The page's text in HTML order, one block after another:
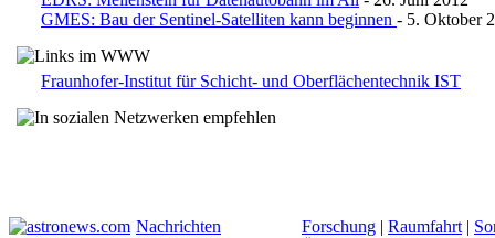
GMES: Bau der Sentinel-Satelliten kann beginnen - 5. Oktober
Fraunhofer-Institut für Schicht- und Oberflächentechnik IST
Nachrichten Forschung | Raumfahrt |